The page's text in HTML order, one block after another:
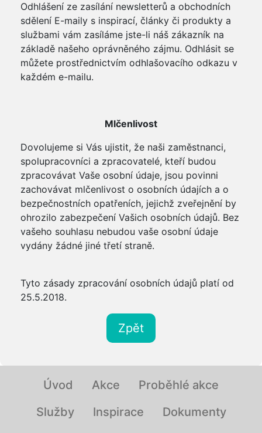
Odhlášení ze zasílání newsletterů a obchodních
sdělení E-maily s inspirací, články či produkty a
službami vám zasíláme jste-li náš zákazník na
základě našeho oprávněného zájmu. Odhlásit se
můžete prostřednictvím odhlašovacího odkazu v
každém e-mailu.
Mlčenlivost
Dovolujeme si Vás ujistit, že naši zaměstnanci,
spolupracovníci a zpracovatelé, kteří budou
zpracovávat Vaše osobní údaje, jsou povinni
zachovávat mlčenlivost o osobních údajích a o
bezpečnostních opatřeních, jejichž zveřejnění by
ohrozilo zabezpečení Vašich osobních údajů. Bez
vašeho souhlasu nebudou vaše osobní údaje
vydány žádné jiné třetí straně.
Tyto zásady zpracování osobních údajů platí od
25.5.2018.
Zpět
Úvod Akce
Proběhlé akce
Služby
Inspirace
Dokumenty